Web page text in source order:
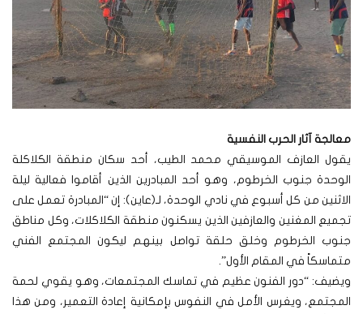
معالجة آثار الحرب النفسية
يقول العازف الموسيقي محمد الطيب، أحد سكان منطقة الكلاكلة
الوحدة جنوب الخرطوم، وهو أحد المبادرين الذين أقاموا فعالية ليلة
الاثنين من كل أسبوع في نادي الوحدة، لـ(عاين): إن “المبادرة تعمل على
تجميع المغنين والعازفين الذين يسكنون منطقة الكلاكلات، وكل مناطق
جنوب الخرطوم وخلق حلقة تواصل بينهم ليكون المجتمع الفني
متماسكاً في المقام الأول”.
ويضيف: “دور الفنون عظيم في تماسك المجتمعات، وهو يقوي لحمة
المجتمع، ويغرس الأمل في النفوس بإمكانية إعادة التعمير، ومن هذا